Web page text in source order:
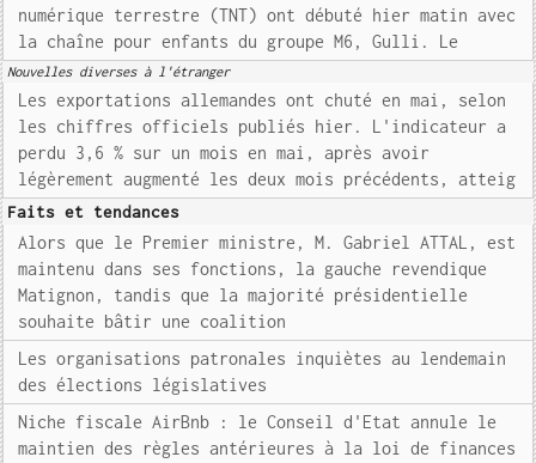
numérique terrestre (TNT) ont débuté hier matin avec
la chaîne pour enfants du groupe M6, Gulli. Le
Nouvelles diverses à l'étranger
Les exportations allemandes ont chuté en mai, selon
les chiffres officiels publiés hier. L'indicateur a
perdu 3,6 % sur un mois en mai, après avoir
légèrement augmenté les deux mois précédents, atteig
Faits et tendances
Alors que le Premier ministre, M. Gabriel ATTAL, est
maintenu dans ses fonctions, la gauche revendique
Matignon, tandis que la majorité présidentielle
souhaite bâtir une coalition
Les organisations patronales inquiètes au lendemain
des élections législatives
Niche fiscale AirBnb : le Conseil d'Etat annule le
maintien des règles antérieures à la loi de finances